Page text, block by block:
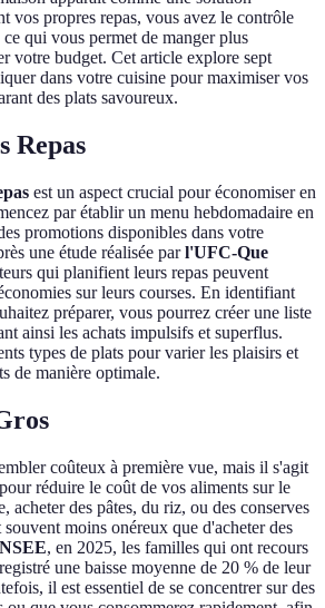
vos propres repas, vous avez le contrôle
qui vous permet de manger plus
votre budget. Cet article explore sept
dans votre cuisine pour maximiser vos
des plats savoureux.
Repas
est un aspect crucial pour économiser en
par établir un menu hebdomadaire en
promotions disponibles dans votre
une étude réalisée parl'UFC-Que
qui planifient leurs repas peuvent
sur leurs courses. En identifiant
préparer, vous pourrez créer une liste
ainsi les achats impulsifs et superflus.
types de plats pour varier les plaisirs et
de manière optimale.
coûteux à première vue, mais il s'agit
réduire le coût de vos aliments sur le
acheter des pâtes, du riz, ou des conserves
souvent moins onéreux que d'acheter des
, en 2025, les familles qui ont recours
une baisse moyenne de 20 % de leur
il est essentiel de se concentrer sur des